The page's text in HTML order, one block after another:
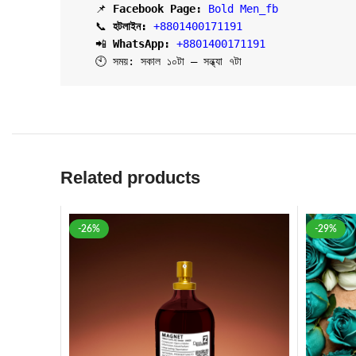
   📌
Facebook Page:
Bold Men_fb
   📞
হটলাইন:
+8801400171191
   📲
WhatsApp: +8801400171191
   🕙 সময়: সকাল ১০টা – সন্ধ্যা ৭টা
Related products
-26% -29%